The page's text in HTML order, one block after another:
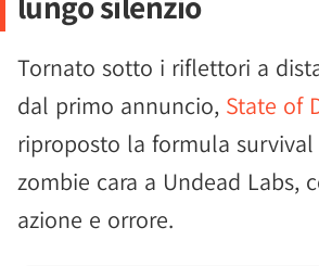
Tornato sotto i riflettori a
dal primo annuncio, State of
riproposto la formula survival
zombie cara a Undead Labs,
azione e orrore.